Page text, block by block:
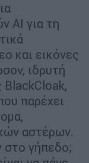
AI για τη
και εικόνες
ιδρυτή
BlackCloak,
παρέχει
αστέρων.
στο γήπεδο;